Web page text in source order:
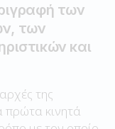
των
των
και
της
πρώτα κινητά